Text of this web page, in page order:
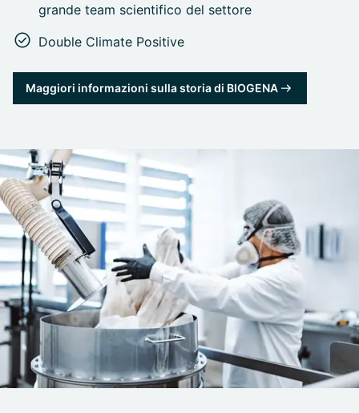
grande team scientifico del settore
Double Climate Positive
Maggiori informazioni sulla storia di BIOGENA